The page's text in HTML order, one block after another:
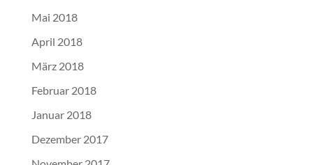
Mai 2018
April 2018
März 2018
Februar 2018
Januar 2018
Dezember 2017